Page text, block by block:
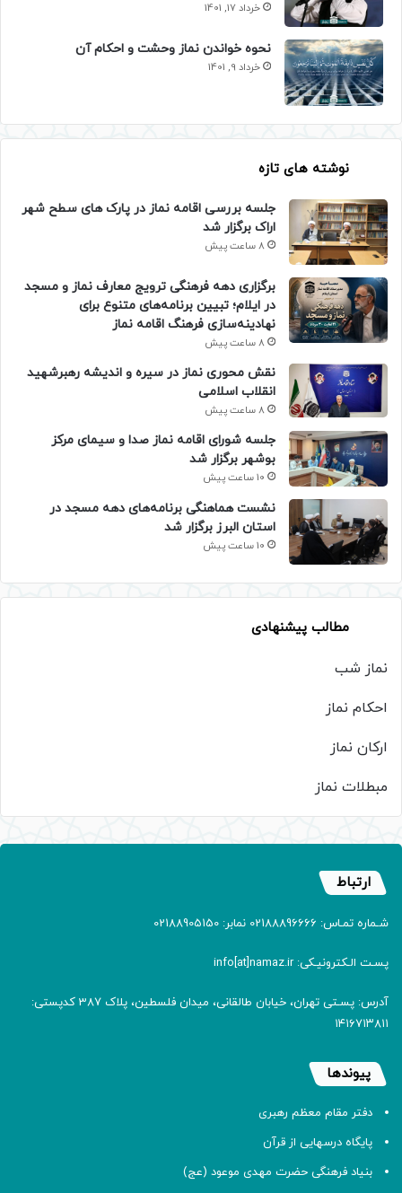
خرداد 17, 1401
نحوه خواندن نماز وحشت و احکام آن
خرداد 9, 1401
نوشته های تازه
جلسه بررسی اقامه نماز در پارک های سطح شهر
اراک برگزار شد
8 ساعت پیش
برگزاری دهه فرهنگی ترویج معارف نماز و مسجد
در ایلام؛ تبیین برنامه‌های متنوع برای
نهادینه‌سازی فرهنگ اقامه نماز
8 ساعت پیش
نقش محوری نماز در سیره و اندیشه رهبرشهید
انقلاب اسلامی
8 ساعت پیش
جلسه شورای اقامه نماز صدا و سیمای مرکز
بوشهر برگزار شد
10 ساعت پیش
نشست هماهنگی برنامه‌های دهه مسجد در
استان البرز برگزار شد
10 ساعت پیش
مطالب پیشنهادی
نماز شب
احکام نماز
ارکان نماز
مبطلات نماز
ارتباط
شـماره تمـاس: 02188896666 نمابر: 02188905150
پسـت الـکترونیـکی: info[at]namaz.ir
آدرس: پسـتی تهران، خیابان طالقانی، میدان فلسطین، پلاک 387 کدپستی:
۱۴۱۶۷۱۳۸۱۱
پیوندها
دفتر مقام معظم رهبری
پایگاه درسهایی از قرآن
بنیاد فرهنگی حضرت مهدی موعود (عج)